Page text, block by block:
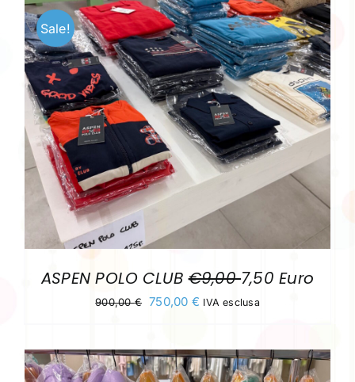
Sale!
ASPEN POLO CLUB€9,007,50 Euro
900,00€ Il
era:
750,00 € Il
è:
IVA esclusa